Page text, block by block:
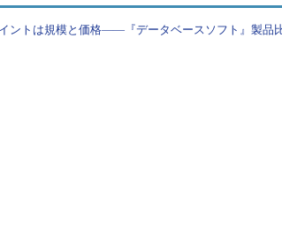
ントは規模と価格――『データベースソフト』製品